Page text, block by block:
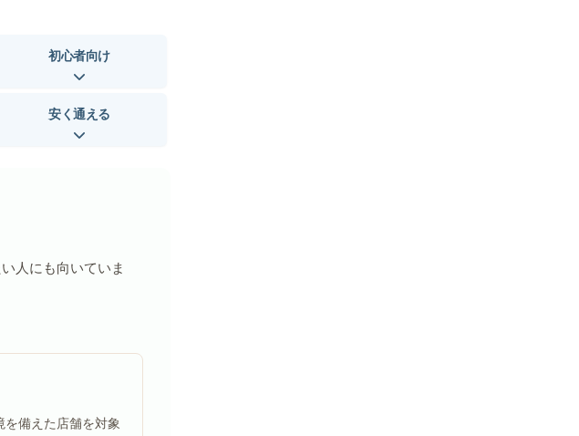
初心者向け
安く通える
人にも向いていま
備えた店舗を対象